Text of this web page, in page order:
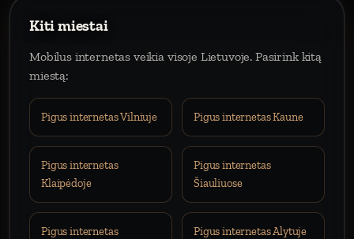
Kiti miestai
Mobilus internetas veikia visoje Lietuvoje. Pasirink kitą
miestą:
Pigus internetas Vilniuje Pigus internetas Kaune
Pigus internetas
Klaipėdoje
Pigus internetas
Šiauliuose
Pigus internetas
Pigus internetas Alytuje